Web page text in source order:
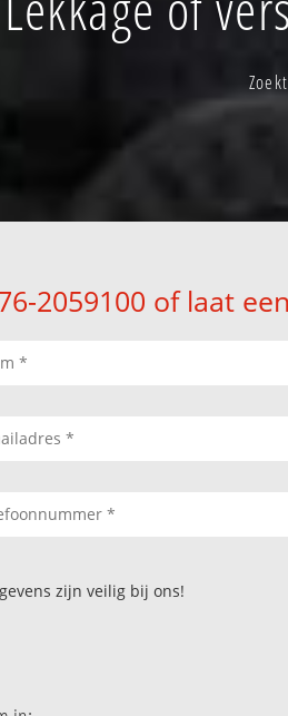
2059100 of laat
zijn veilig bij ons!